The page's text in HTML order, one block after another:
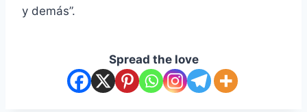
y demás”.
Spread the love